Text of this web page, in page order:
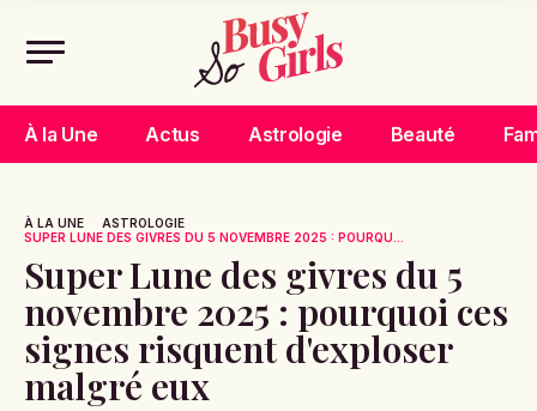
À la Une Actus Astrologie Beauté
À LA UNE
ASTROLOGIE
SUPER LUNE DES GIVRES DU 5 NOVEMBRE 2025 : POURQU...
Super Lune des givres du 5
novembre 2025 : pourquoi ces
signes risquent d'exploser
malgré eux